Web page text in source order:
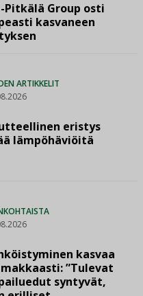
Pitkälä Group osti
kasvaneen
ARTIKKELIT
eristys
lämpöhäviöitä
kasvaa
”Tulevat
syntyvät,